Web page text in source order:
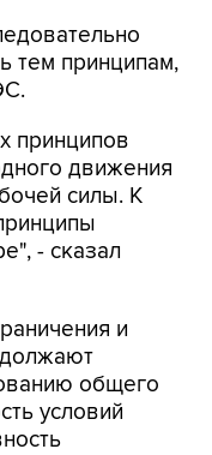
тем принципам,
принципов
движения
силы. К
- сказал
и
общего
условий